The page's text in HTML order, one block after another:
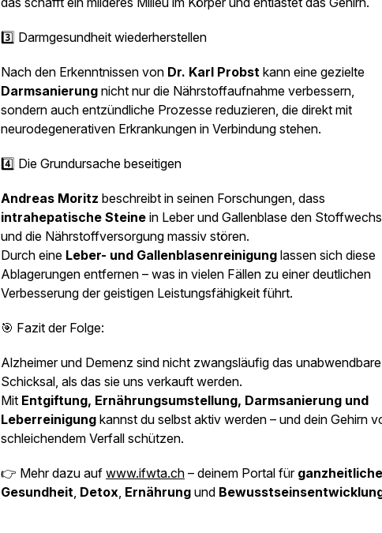
3️⃣ Darmgesundheit wiederherstellen
Nach den Erkenntnissen von Dr. Karl Probst kann eine gezielte
Darmsanierung nicht nur die Nährstoffaufnahme verbessern,
sondern auch entzündliche Prozesse reduzieren, die direkt mit
neurodegenerativen Erkrankungen in Verbindung stehen.
4️⃣ Die Grundursache beseitigen
Andreas Moritz beschreibt in seinen Forschungen, dass
intrahepatische Steine in Leber und Gallenblase den
und die Nährstoffversorgung massiv stören.
Durch eine Leber- und Gallenblasenreinigung lassen sich diese
Ablagerungen entfernen – was in vielen Fällen zu einer deutlichen
Verbesserung der geistigen Leistungsfähigkeit führt.
🎯 Fazit der Folge:
Alzheimer und Demenz sind nicht zwangsläufig das unabwendbare
Schicksal, als das sie uns verkauft werden.
Mit Entgiftung, Ernährungsumstellung, Darmsanierung und
Leberreinigung kannst du selbst aktiv werden – und dein Gehirn
schleichendem Verfall schützen.
👉 Mehr dazu auf www.ifwta.ch – deinem Portal für ganzheitliche
Gesundheit, Detox, Ernährung und